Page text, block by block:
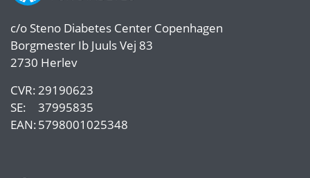
c/o Steno Diabetes Center Copenhagen
Borgmester Ib Juuls Vej 83
2730 Herlev
CVR:29190623
SE:
37995835
EAN:5798001025348